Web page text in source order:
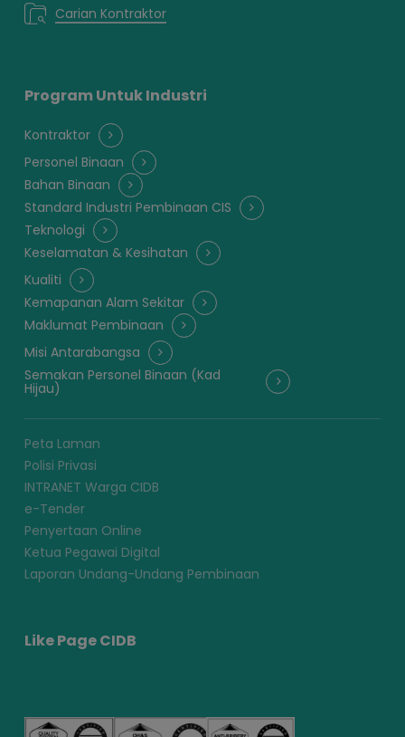
Carian Kontraktor
Program Untuk Industri
Kontraktor
Personel Binaan
Bahan Binaan
Standard Industri Pembinaan CIS
Teknologi
Keselamatan & Kesihatan
Kualiti
Kemapanan Alam Sekitar
Maklumat Pembinaan
Misi Antarabangsa
Semakan Personel Binaan (Kad
Hijau)
Peta Laman
Polisi Privasi
INTRANET Warga CIDB
e-Tender
Penyertaan Online
Ketua Pegawai Digital
Laporan Undang-Undang Pembinaan
Like Page CIDB